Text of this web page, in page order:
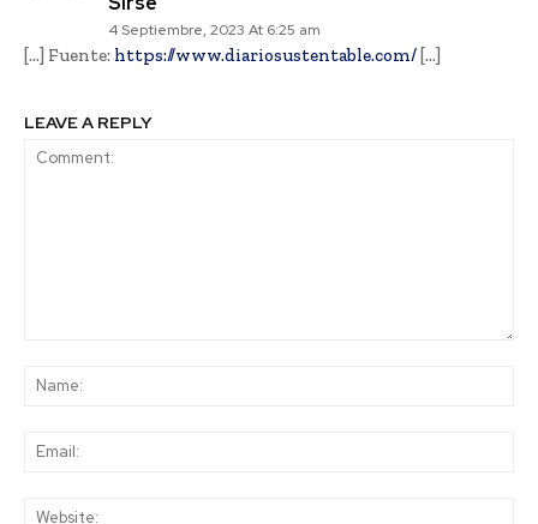
4 Septiembre, 2023 At 6:25 am
[…] Fuente: https://www.diariosustentable.com/ […]
LEAVE A REPLY